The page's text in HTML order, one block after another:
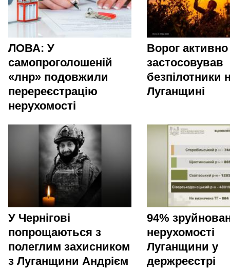
ЛОВА: У
самопроголошеній
«лнр» подовжили
перереєстрацію
нерухомості
Ворог активно
застосовував
безпілотники
Луганщині
У Чернігові
попрощаються з
полеглим захисником
з Луганщини Андрієм
94%
нерухомості
Луганщини у
держреєстрі